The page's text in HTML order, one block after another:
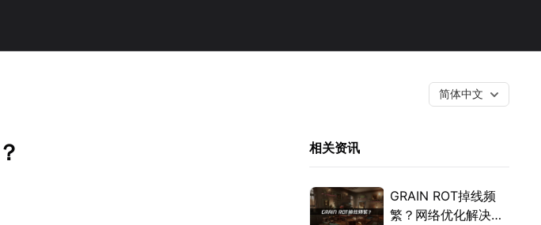
简体中文
相关资讯
GRAIN ROT掉线频
繁？网络优化解决指